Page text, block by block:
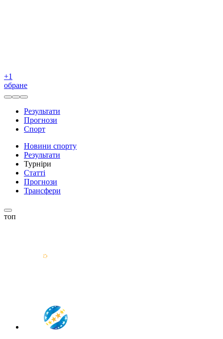
+1
обране
Результати
Прогнози
Спорт
Новини спорту
Результати
Турніри
Статті
Прогнози
Трансфери
топ